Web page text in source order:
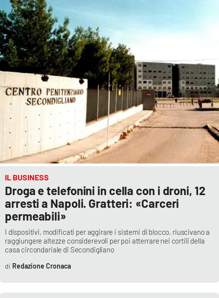
IL BUSINESS
Droga e telefonini in cella con i droni, 12
arresti a Napoli. Gratteri: «Carceri
permeabili»
I dispositivi, modificati per aggirare i sistemi di blocco, riuscivano a
raggiungere altezze considerevoli per poi atterrare nei cortili della
casa circondariale di Secondigliano
Redazione Cronaca